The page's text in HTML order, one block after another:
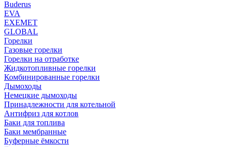
Buderus
EVA
EXEMET
GLOBAL
Горелки
Газовые горелки
Горелки на отработке
Жидкотопливные горелки
Комбинированные горелки
Дымоходы
Немецкие дымоходы
Принадлежности для котельной
Антифриз для котлов
Баки для топлива
Баки мембранные
Буферные ёмкости